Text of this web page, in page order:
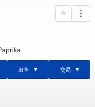
出售 交易